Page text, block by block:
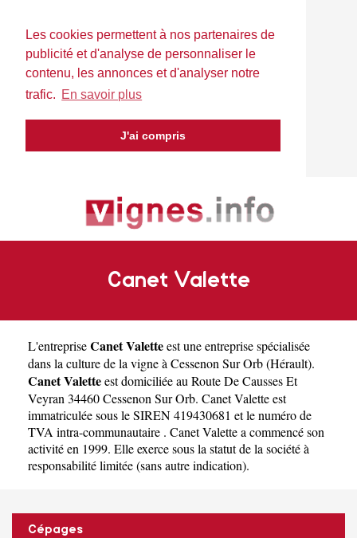
Les cookies permettent à nos partenaires de
publicité et d'analyse de personnaliser le
contenu, les annonces et d'analyser notre
trafic. En savoir plus
J'ai compris
Canet Valette
L'entrepriseCanet Valetteest uneentreprise spécialisée
dans la culture de la vigne à Cessenon Sur Orb(Hérault).
Canet Valetteest domiciliée au Route De Causses Et
Veyran 34460 Cessenon Sur Orb. Canet Valette est
immatriculée sous le SIREN 419430681 et le numéro de
TVA intra-communautaire . Canet Valette a commencé son
activité en 1999. Elle exerce sous la statut de la société à
responsabilité limitée (sans autre indication).
Cépages